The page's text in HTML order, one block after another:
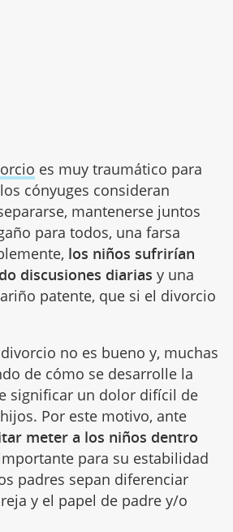
es muy traumático para
cónyuges consideran
mantenerse juntos
para todos, una farsa
los niños sufrirían
discusiones diarias y una
patente, que si el divorcio
no es bueno y, muchas
de cómo se desarrolle la
significar un dolor difícil de
Por este motivo, ante
meter a los niños dentro
para su estabilidad
padres sepan diferenciar
y el papel de padre y/o